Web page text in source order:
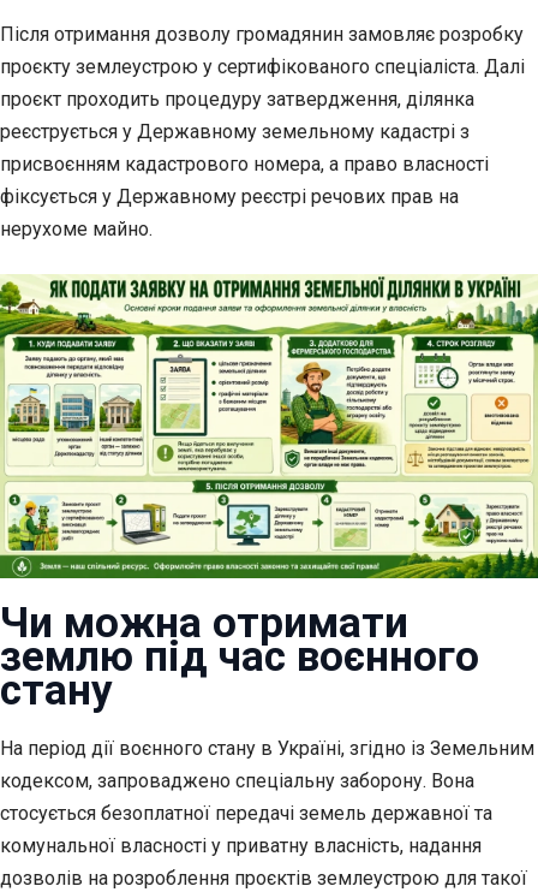
Після отримання дозволу громадянин замовляє розробку
проєкту землеустрою у сертифікованого спеціаліста. Далі
проєкт проходить процедуру затвердження, ділянка
реєструється у Державному земельному кадастрі з
присвоєнням кадастрового номера, а право власності
фіксується у Державному реєстрі речових прав на
нерухоме майно.
Чи можна отримати
землю під час воєнного
стану
На період дії воєнного стану в Україні, згідно із Земельним
кодексом, запроваджено спеціальну заборону. Вона
стосується безоплатної передачі земель державної та
комунальної власності у приватну власність, надання
дозволів на розроблення проєктів землеустрою для такої